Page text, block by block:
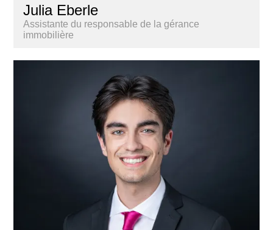
Julia Eberle
Assistante du responsable de la gérance
immobilière